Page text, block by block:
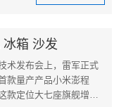
箱 沙发
术发布会上，雷军正式
款量产产品小米澎程
款定位大七座旗舰增程